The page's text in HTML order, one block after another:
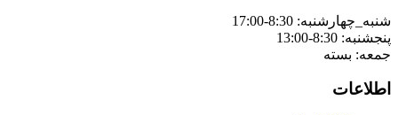
شنبه_چهارشنبه: 8:30-17:00
پنجشنبه: 8:30-13:00
جمعه: بسته
اطلاعات